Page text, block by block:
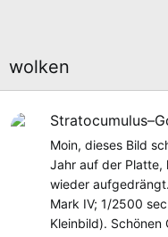
wolken
Moin, dieses Bild
Jahr auf der Platte,
wieder
Mark IV; 1/2500
Kleinbild). Schönen